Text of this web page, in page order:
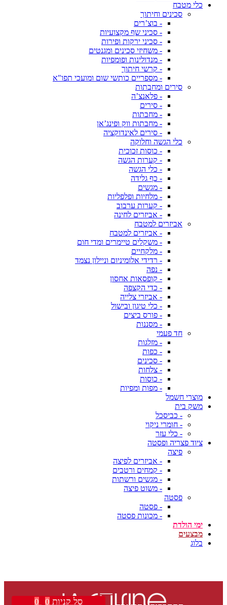
כלי מטבח
סכינים וחיתוך
- בוצ’רים
- סכיני שף מקצועיות
- סכיני ירקות ופירות
- משחיזי סכינים ומגנטים
- מנדולינות ופומפיות
- קרשי חיתוך
- מספריים כותשי שום ומועכי תפו"א
סירים ומחבתות
- פלאנצ’ה
- סירים
- מחבתות
- מחבתות ווק ופינג’אן
- סירים לאינדוקציה
כלי הגשה וחלוקה
- כוסות זכוכית
- קערות הגשה
- כלי הגשה
- כף גלידה
- מגשים
- מלחיות ופלפליות
- קערות ערבוב
- אביזרים לחינה
אביזרים למטבח
- אביזרים למטבח
- משקלים טיימרים ומדי חום
- מלקחיים
- רדידי אלומיניום וניילון נצמד
- נפה
- קופסאות אחסון
- כדי הקצפה
- אביזרי צלייה
- כלי טיגון ובישול
- פורס ביצים
- מסננות
חד פעמי
- מזלגות
- כפות
- סכינים
- צלחות
- כוסות
- מפות ומפיות
מוצרי חשמל
משק בית
- כביסכל
- חומרי ניקוי
- כלי עזר
ציוד פצריה ופסטה
פיצה
- אביזרים לפיצה
- קמחים ורטבים
- מגשים ורשתות
- משוט פיצה
פסטה
- פסטה
- מכונות פסטה
ימי הולדת
מבצעים
בלוג
סל קניות 0
0